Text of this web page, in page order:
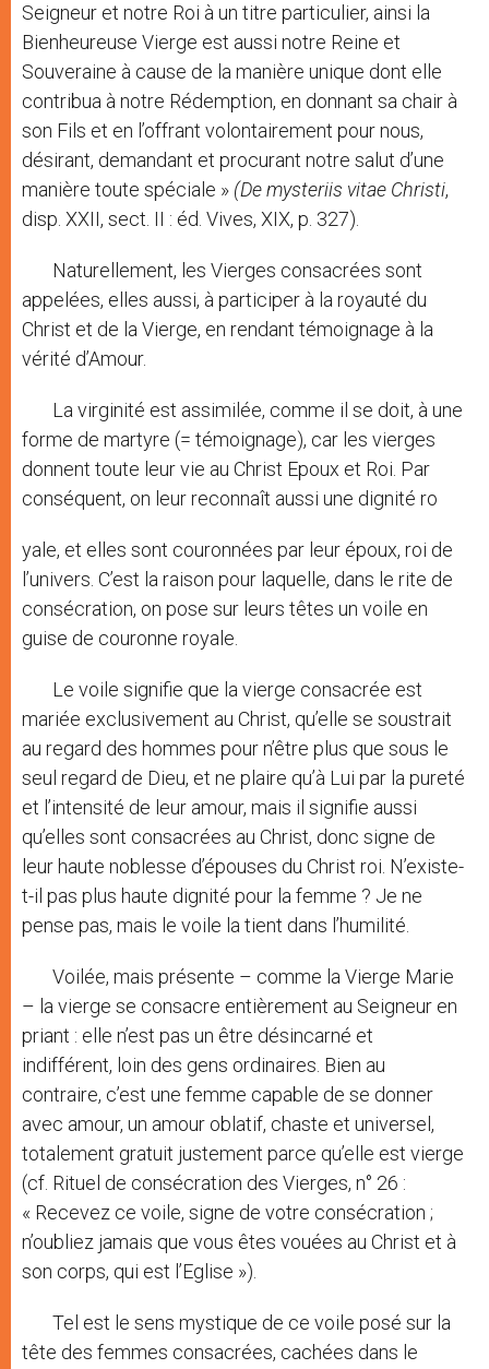
Seigneur et notre Roi à un titre particulier, ainsi la
Bienheureuse Vierge est aussi notre Reine et
Souveraine à cause de la manière unique dont elle
contribua à notre Rédemption, en donnant sa chair à
son Fils et en l’offrant volontairement pour nous,
désirant, demandant et procurant notre salut d’une
manière toute spéciale » (De mysteriis vitae Christi,
disp. XXII, sect. II : éd. Vives, XIX, p. 327).
Naturellement, les Vierges consacrées sont
appelées, elles aussi, à participer à la royauté du
Christ et de la Vierge, en rendant témoignage à la
vérité d’Amour.
La virginité est assimilée, comme il se doit, à une
forme de martyre (= témoignage), car les vierges
donnent toute leur vie au Christ Epoux et Roi. Par
conséquent, on leur reconnaît aussi une dignité ro
yale, et elles sont couronnées par leur époux, roi de
l’univers. C’est la raison pour laquelle, dans le rite de
consécration, on pose sur leurs têtes un voile en
guise de couronne royale.
Le voile signifie que la vierge consacrée est
mariée exclusivement au Christ, qu’elle se soustrait
au regard des hommes pour n’être plus que sous le
seul regard de Dieu, et ne plaire qu’à Lui par la pureté
et l’intensité de leur amour, mais il signifie aussi
qu’elles sont consacrées au Christ, donc signe de
leur haute noblesse d’épouses du Christ roi. N’existe-
t-il pas plus haute dignité pour la femme ? Je ne
pense pas, mais le voile la tient dans l’humilité.
Voilée, mais présente – comme la Vierge Marie
– la vierge se consacre entièrement au Seigneur en
priant : elle n’est pas un être désincarné et
indifférent, loin des gens ordinaires. Bien au
contraire, c’est une femme capable de se donner
avec amour, un amour oblatif, chaste et universel,
totalement gratuit justement parce qu’elle est vierge
(cf. Rituel de consécration des Vierges, n° 26 :
« Recevez ce voile, signe de votre consécration ;
n’oubliez jamais que vous êtes vouées au Christ et à
son corps, qui est l’Eglise »).
Tel est le sens mystique de ce voile posé sur la
tête des femmes consacrées, cachées dans le